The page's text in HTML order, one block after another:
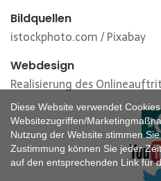
Bildquellen
istockphoto.com/ Pixabay
Webdesign
Realisierung des
Diese Website verwendet
Websitezugriffen/
Nutzung der Website stimmen
Zustimmung können Sie jeder
auf den entsprechenden Link für